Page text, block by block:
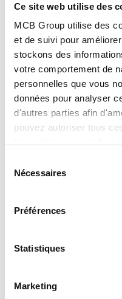
Ce site web utilise des
MCB Group utilise des
et de suivi pour
stockons des
votre comportement de
personnelles que vous
données pour analyser
d'autres parties afin
pouvez autoriser tous
plus d'informations sur
et les parties avec
règlementici
Nécessaires
Préférences
Statistiques
Marketing
MetaalService
Testas